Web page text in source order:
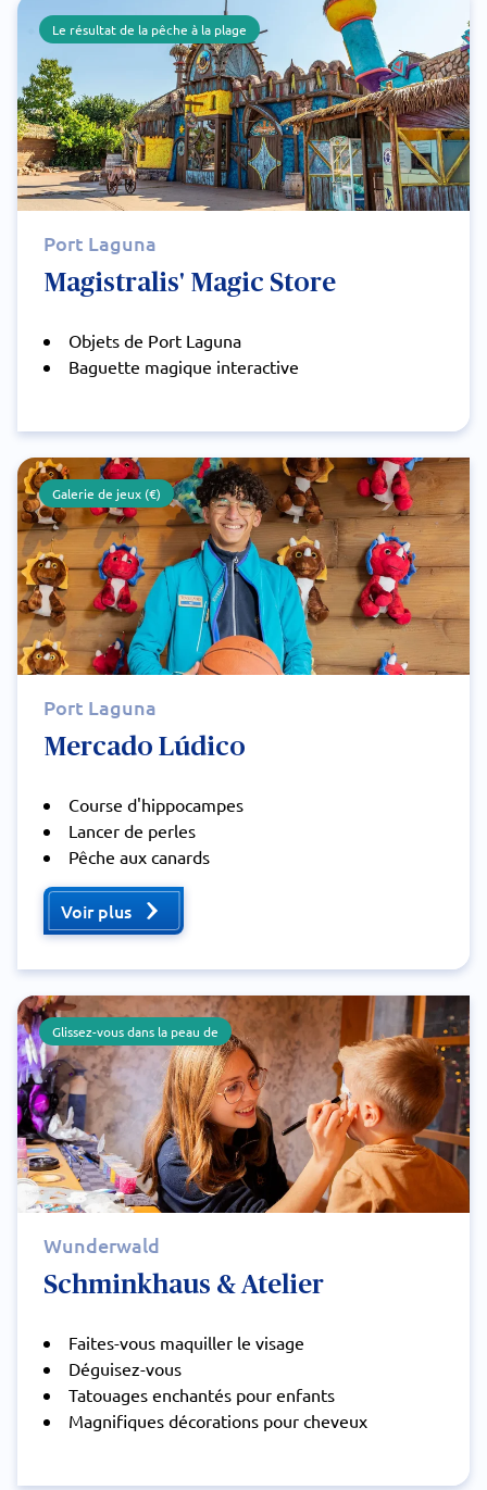
Le résultat de la pêche à la plage
Port Laguna
Magistralis' Magic Store
Objets de Port Laguna
Baguette magique interactive
Galerie de jeux (€)
Port Laguna
Mercado Lúdico
Course d'hippocampes
Lancer de perles
Pêche aux canards
Voir plus
Glissez-vous dans la peau de
Wunderwald
Schminkhaus & Atelier
Faites-vous maquiller le visage
Déguisez-vous
Tatouages enchantés pour enfants
Magnifiques décorations pour cheveux